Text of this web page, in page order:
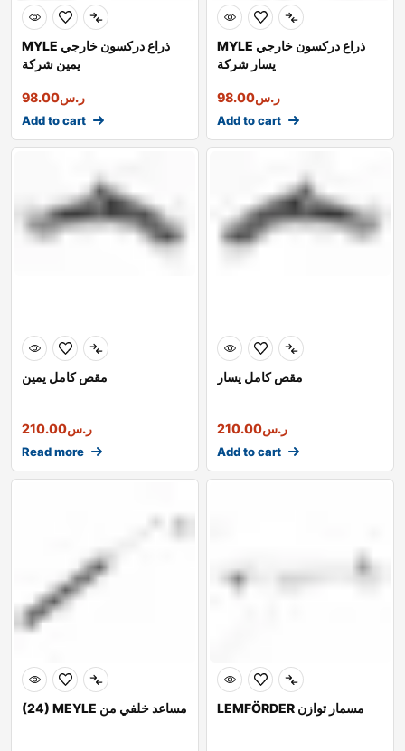
MYLE ذراع دركسون خارجي
يمين شركة
ر.س98.00
Add to cart
MYLE ذراع دركسون خارجي
يسار شركة
ر.س98.00
Add to cart
مقص كامل يمين
ر.س210.00
Read more
مقص كامل يسار
ر.س210.00
Add to cart
(24) MEYLE مساعد خلفي من LEMFÖRDER مسمار توازن